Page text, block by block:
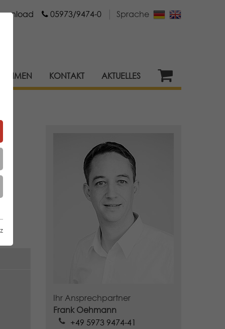
05973/9474-0 Sprache
KONTAKT AKTUELLES
Ihr Ansprechpartner
Frank Oehmann
+49 5973 9474-41